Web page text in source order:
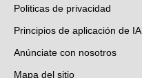
Politicas de privacidad
Principios de aplicación de IA
Anúnciate con nosotros
Mapa del sitio